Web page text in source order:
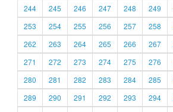
244
245 246 247 248 249
253
254 255 256 257 258
262
263 264 265 266 267
271
272 273 274 275 276
280
281 282 283 284 285
289
290 291 292 293 294